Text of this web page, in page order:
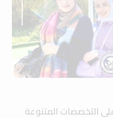
التخصصات المتنوعة